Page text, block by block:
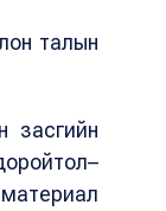
талын
засгийн
материал